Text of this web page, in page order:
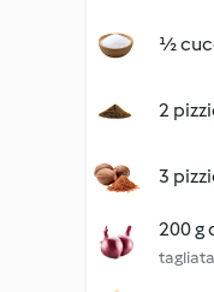
½
2
3
200 g